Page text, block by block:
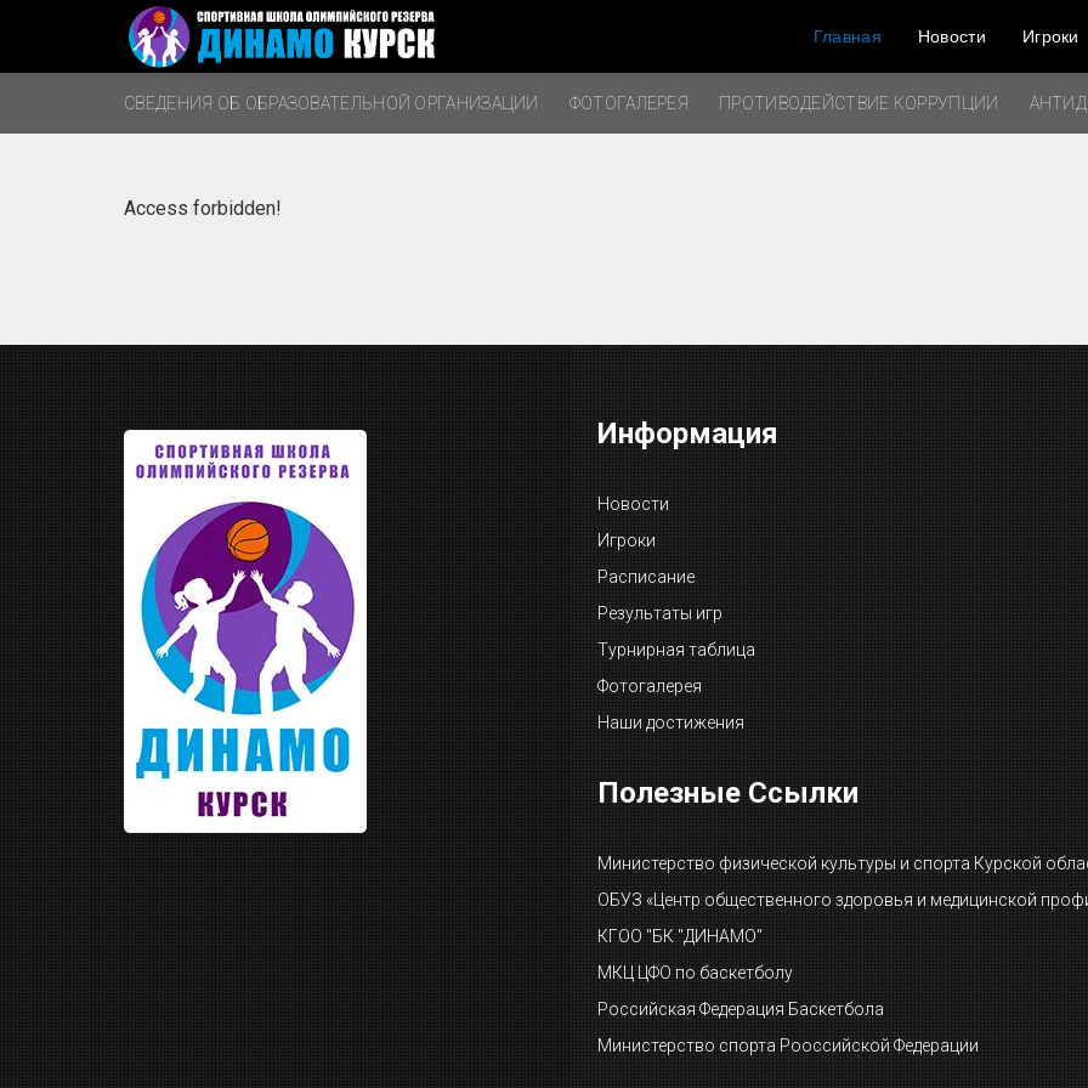
Главная Новости Игроки
СВЕДЕНИЯ ОБ ОБРАЗОВАТЕЛЬНОЙ ОРГАНИЗАЦИИ ФОТОГАЛЕРЕЯ ПРОТИВОДЕЙСТВИЕ КОРРУПЦИИ
Access forbidden!
Информация
Новости
Игроки
Расписание
Результаты игр
Турнирная таблица
Фотогалерея
Наши достижения
Полезные Ссылки
Министерство физической культуры и спорта Курской
ОБУЗ «Центр общественного здоровья и медицинской
КГОО "БК "ДИНАМО"
МКЦ ЦФО по баскетболу
Российская Федерация Баскетбола
Министерство спорта Рооссийской Федерации